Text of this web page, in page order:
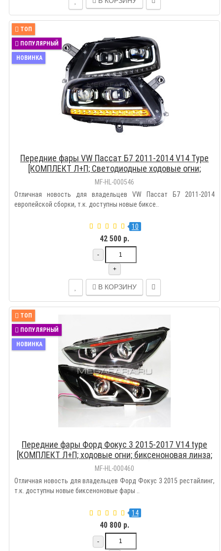
ТОП
ПОПУЛЯРНЫЙ
НОВИНКА
Передние фары VW Пассат Б7 2011-2014 V14 Type
[КОМПЛЕКТ Л+П; Светодиодные ходовые огни;
Динамичный поворотник; Биксеноновая линза Hella
MF-HL-000546
Отличная новость для владельцев VW Пассат Б7 2011-2014
европейской сборки, т.к. доступны новые биксе..
10
42 500 р.
-
+
В КОРЗИНУ
ТОП
ПОПУЛЯРНЫЙ
НОВИНКА
Передние фары Форд Фокус 3 2015-2017 V14 type
[КОМПЛЕКТ Л+П; ходовые огни; биксеноновая линза;
электрокорректор]
MF-HL-000460
Отличная новость для владельцев Форд Фокус 3 2015 рестайлинг,
т.к. доступны новые биксеноновые фары ..
14
40 800 р.
-